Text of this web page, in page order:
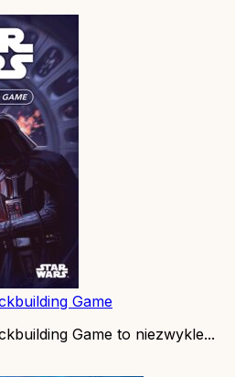
Game
Game to niezwykle...